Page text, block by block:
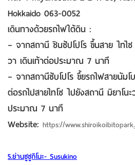
Hokkaido 063-0052
เดินทางด้วยรถไฟใต้ดิน :
– จากสถานี ชินซัปโปโร ขึ้นสาย ไทไ
วา เดินเท้าต่อประมาณ 7 นาที
– จากสถานีซับโปโร ขึ้ยรถไฟสายนัมโ
ต่อรถไปสายไทโซ ไปยังสถานี มิยาโน
ประมาณ 7 นาที
Website: https://
5.ย่านซูซูกิโนะ- Susukino